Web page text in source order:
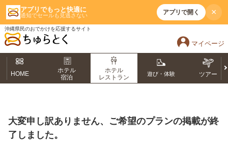
アプリでもっと快適に
通知でセールも見逃さない アプリで開く ×
沖縄県民のおでかけを応援するサイト
マイページ
HOME
ホテル
宿泊
ホテル
レストラン
遊び・体験 ツアー
大変申し訳ありません、ご希望のプランの掲載が終
了しました。